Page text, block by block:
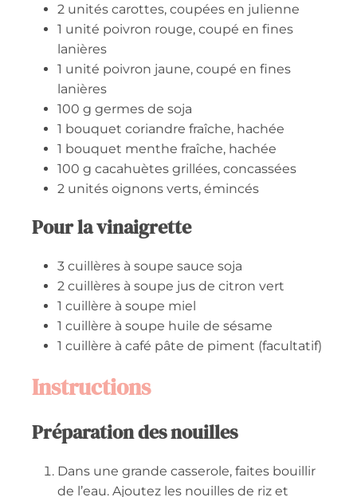
2 unités carottes, coupées en julienne
1 unité poivron rouge, coupé en fines
lanières
1 unité poivron jaune, coupé en fines
lanières
100 g germes de soja
1 bouquet coriandre fraîche, hachée
1 bouquet menthe fraîche, hachée
100 g cacahuètes grillées, concassées
2 unités oignons verts, émincés
Pour la vinaigrette
3 cuillères à soupe sauce soja
2 cuillères à soupe jus de citron vert
1 cuillère à soupe miel
1 cuillère à soupe huile de sésame
1 cuillère à café pâte de piment (facultatif)
Instructions
Préparation des nouilles
Dans une grande casserole, faites bouillir
de l’eau. Ajoutez les nouilles de riz et